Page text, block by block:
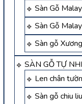
Sàn Gỗ
Sàn Gỗ
Sàn gỗ
SÀN GỖ TỰ
Len chân
Sàn gỗ chiu